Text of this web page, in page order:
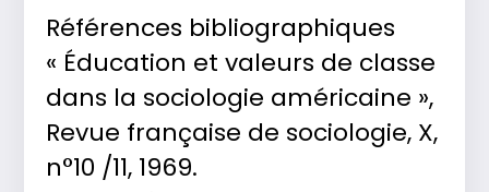
Références bibliographiques
« Éducation et valeurs de classe
dans la sociologie américaine »,
Revue française de sociologie, X,
n°10 /11, 1969.